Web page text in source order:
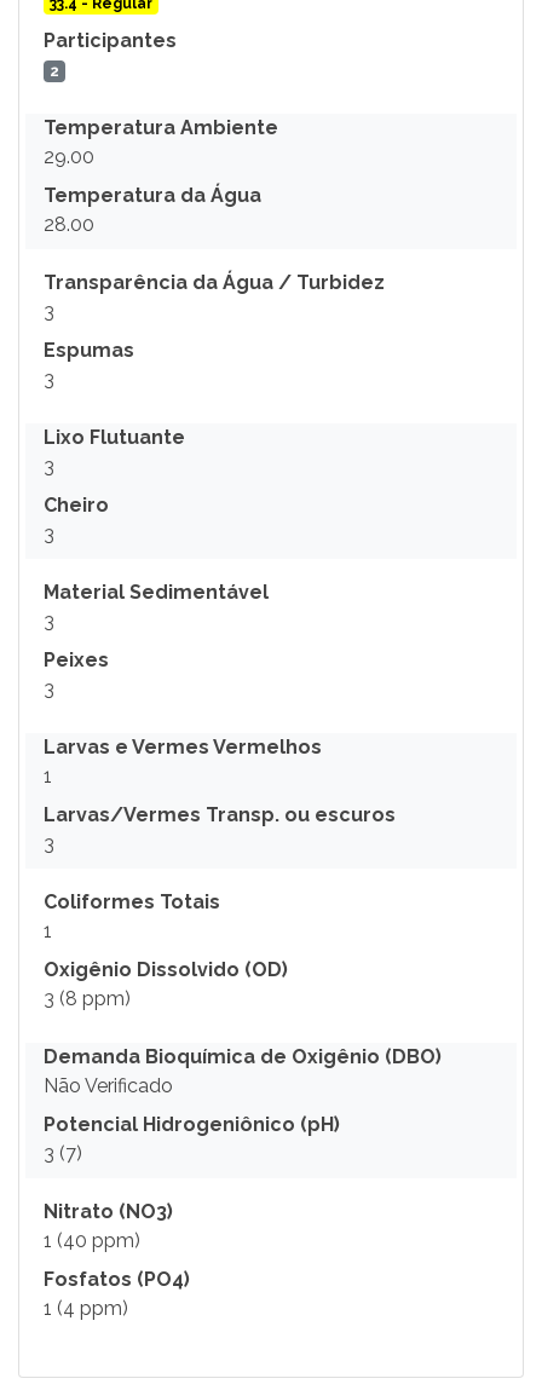
Participantes
2
Temperatura Ambiente
29.00
Temperatura da Água
28.00
Transparência da Água / Turbidez
3
Espumas
3
Lixo Flutuante
3
Cheiro
3
Material Sedimentável
3
Peixes
3
Larvas e Vermes Vermelhos
1
Larvas/Vermes Transp. ou escuros
3
Coliformes Totais
1
Oxigênio Dissolvido (OD)
3 (8 ppm)
Demanda Bioquímica de Oxigênio (DBO)
Não Verificado
Potencial Hidrogeniônico (pH)
3 (7)
Nitrato (NO3)
1 (40 ppm)
Fosfatos (PO4)
1 (4 ppm)